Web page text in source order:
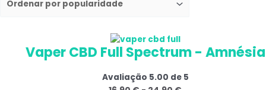
Vaper CBD Full Spectrum - Amnésia
Avaliação 5.00 de 5
de
16,90 €
Este
produto
várias